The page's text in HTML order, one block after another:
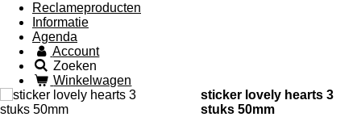
Reclameproducten
Informatie
Agenda
Account
Zoeken
Winkelwagen
sticker lovely hearts 3
stuks 50mm